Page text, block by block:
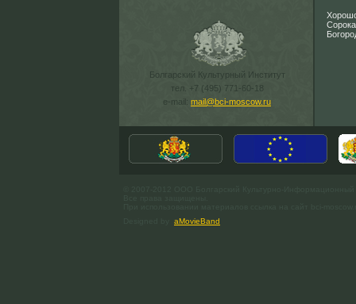
Болгарский Культурный Институт
тел. +7 (495) 771-60-18
e-mail: mail@bci-moscow.ru
aMovieBand